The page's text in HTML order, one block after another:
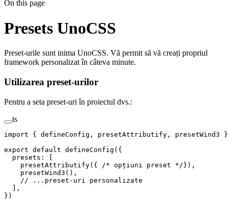
On this page
Presets UnoCSS
Preset-urile sunt inima UnoCSS. Vă permit să vă creați propriul
framework personalizat în câteva minute.
Utilizarea preset-urilor
Pentru a seta preset-uri în proiectul dvs.:
ts
import { defineConfig , presetAttributify , presetWind3 }
export default defineConfig ({
  presets
: [
    presetAttributify
({ /* opțiuni preset */}),
    presetWind3
(),
    // ...preset-uri personalizate
  ],
})